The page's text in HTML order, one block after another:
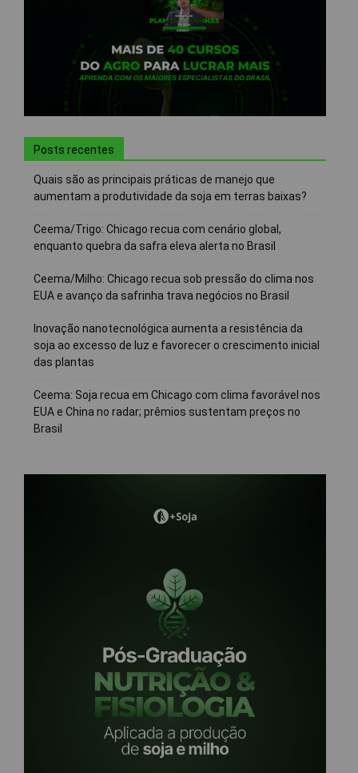
Posts recentes
Quais são as principais práticas de manejo que
aumentam a produtividade da soja em terras baixas?
Ceema/Trigo: Chicago recua com cenário global,
enquanto quebra da safra eleva alerta no Brasil
Ceema/Milho: Chicago recua sob pressão do clima nos
EUA e avanço da safrinha trava negócios no Brasil
Inovação nanotecnológica aumenta a resistência da
soja ao excesso de luz e favorecer o crescimento inicial
das plantas
Ceema: Soja recua em Chicago com clima favorável nos
EUA e China no radar; prêmios sustentam preços no
Brasil